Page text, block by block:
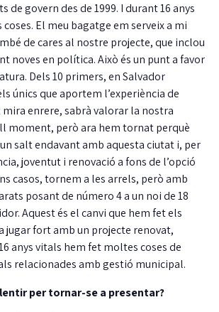
de govern des de 1999. I durant 16 anys
El meu bagatge em serveix a mi
de cares al nostre projecte, que inclou
noves en política. Això és un punt a favor
Dels 10 primers, en Salvador
únics que aportem l’experiència de
enrere, sabrà valorar la nostra
moment, però ara hem tornat perquè
salt endavant amb aquesta ciutat i, per
joventut i renovació a fons de l’opció
casos, tornem a les arrels, però amb
posant de número 4 a un noi de 18
Aquest és el canvi que hem fet els
jugar fort amb un projecte renovat,
anys vitals hem fet moltes coses de
relacionades amb gestió municipal.
per tornar-se a presentar?